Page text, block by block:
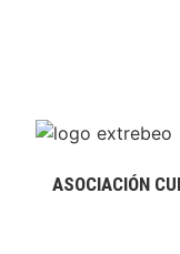
ASOCIACIÓN